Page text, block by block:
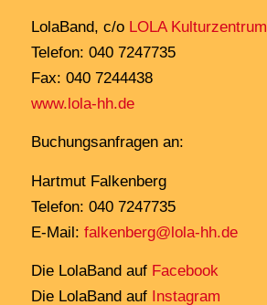
LolaBand, c/o LOLA Kulturzentrum
Telefon: 040 7247735
Fax: 040 7244438
www.lola-hh.de
Buchungsanfragen an:
Hartmut Falkenberg
Telefon: 040 7247735
E-Mail: falkenberg@lola-hh.de
Die LolaBand auf Facebook
Die LolaBand auf Instagram